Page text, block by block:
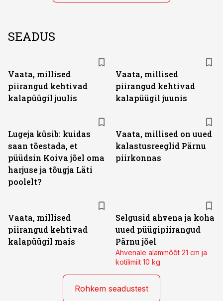
SEADUS
Vaata, millised
piirangud kehtivad
kalapüügil juulis
Vaata, millised
piirangud kehtivad
kalapüügil juunis
Lugeja küsib: kuidas
saan tõestada, et
püüdsin Koiva jõel oma
harjuse ja tõugja Läti
poolelt?
Vaata, millised on uued
kalastusreeglid Pärnu
piirkonnas
Vaata, millised
piirangud kehtivad
kalapüügil mais
Selgusid ahvena ja koha
uued püügipiirangud
Pärnu jõel
Ahvenale alammõõt 21 cm ja
kotilimiit 10 kg
Rohkem seadustest